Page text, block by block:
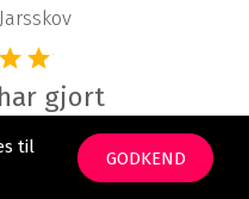
gjort
det er rigtig dygtige
vores anmodninger.
til
GODKEND